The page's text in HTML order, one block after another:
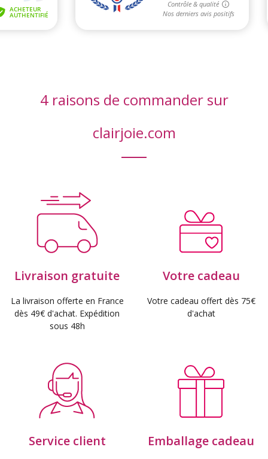
4 raisons de commander sur
clairjoie.com
Livraison gratuite
La livraison offerte en France
dès 49€ d'achat. Expédition
sous 48h
Votre cadeau
Votre cadeau offert dès 75€
d'achat
Service client Emballage cadeau